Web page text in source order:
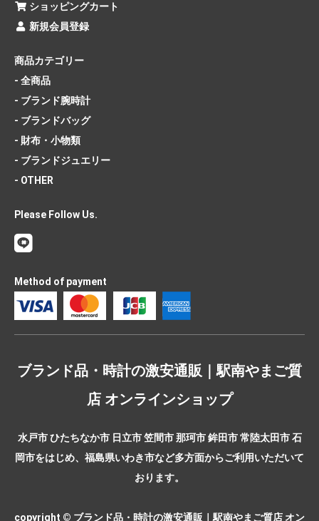
ショッピングカート
新規会員登録
商品カテゴリー
- 全商品
- ブランド腕時計
- ブランドバッグ
- 財布・小物類
- ブランドジュエリー
- OTHER
Please Follow Us.
Method of payment
ブランド品・時計の激安通販｜駅南やまご質
店 オンラインショップ
水戸市 ひたちなか市 日立市 笠間市 那珂市 鉾田市 常陸太田市 石
岡市をはじめ、福島県いわき市など多方面からご利用いただいて
おります。
copyright © ブランド品・時計の激安通販｜駅南やまご質店 オン